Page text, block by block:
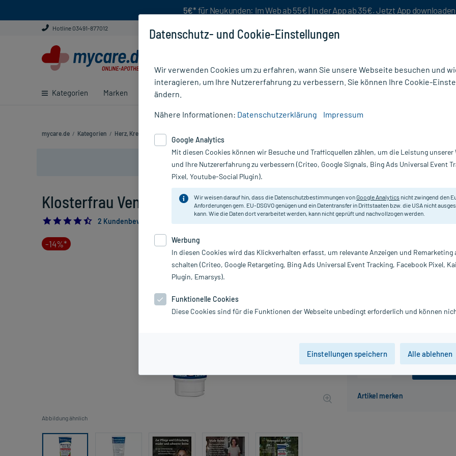
5€* für Neukunden: Im Web ab 55€ | In der App ab 35€. Jetzt App downloaden
Hotline 03491-877012
Kategorien Marken Ratgeber
mycare.de / Kategorien / Herz, Kreislauf & Venen
Nur für kurze Zeit:Gratis-Versand* ab 19€ Mindestbestellwert!
Klosterfrau Venengold Bein-Gel, 150 ml
4.5
2 Kundenbewertungen*
-14%*
Abbildung ähnlich
inkl. MwSt. zzgl. Versandkosten
Klosterfrau
Zur Pflege und Erfrischung müder
PZN:
Hersteller:
Datenschutz- und Cookie-Einstellungen
Wir verwenden Cookies um zu erfahren, wann Sie unsere Webseite besuchen und
interagieren, um Ihre Nutzererfahrung zu verbessern. Sie können Ihre Cookie-
ändern.
Nähere Informationen: Datenschutzerklärung Impressum
Google Analytics
Mit diesen Cookies können wir Besuche und Trafficquellen zählen, um die Leistung unserer
und Ihre Nutzererfahrung zu verbessern (Criteo, Google Signals, Bing Ads Universal Event
Pixel, Youtube-Social Plugin).
Wir weisen darauf hin, dass die Datenschutzbestimmungen vonGoogle Analytics nicht zwingend den
Anforderungen gem. EU-DSGVO genügen und ein Datentransfer in Drittstaaten bzw. die USA nicht
kann. Wie die Daten dort verarbeitet werden, kann nicht geprüft und nachvollzogen werden.
Werbung
In diesen Cookies wird das Klickverhalten erfasst, um relevante Anzeigen und Remarketing
schalten (Criteo, Google Retargeting, Bing Ads Universal Event Tracking, Facebook Pixel,
Plugin, Emarsys).
Funktionelle Cookies
Diese Cookies sind für die Funktionen der Webseite unbedingt erforderlich und können
Einstellungen speichern Alle ablehnen